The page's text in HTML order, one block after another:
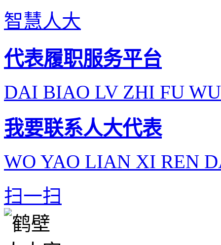
智慧人大
代表履职服务平台
DAI BIAO LV ZHI FU
我要联系人大代表
WO YAO LIAN XI REN
扫一扫